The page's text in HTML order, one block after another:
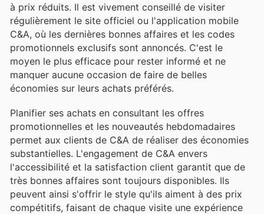
à prix réduits. Il est vivement conseillé de visiter
régulièrement le site officiel ou l'application mobile
C&A, où les dernières bonnes affaires et les codes
promotionnels exclusifs sont annoncés. C'est le
moyen le plus efficace pour rester informé et ne
manquer aucune occasion de faire de belles
économies sur leurs achats préférés.
Planifier ses achats en consultant les offres
promotionnelles et les nouveautés hebdomadaires
permet aux clients de C&A de réaliser des économies
substantielles. L'engagement de C&A envers
l'accessibilité et la satisfaction client garantit que de
très bonnes affaires sont toujours disponibles. Ils
peuvent ainsi s'offrir le style qu'ils aiment à des prix
compétitifs, faisant de chaque visite une expérience